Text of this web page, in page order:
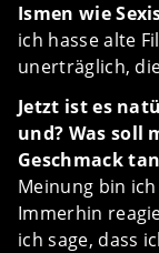
Ismen wie
ich hasse alte
unerträglich,
Jetzt ist es
und? Was soll
Geschmack
Meinung bin
Immerhin
ich sage, dass